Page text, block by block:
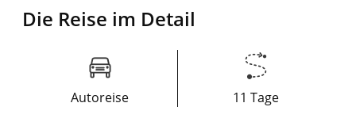
Die Reise im Detail
Autoreise 11 Tage